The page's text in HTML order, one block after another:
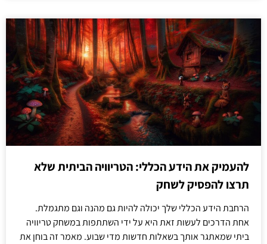
להעמיק את הידע הכללי: הטריוויה הביתית שלא
תרצו להפסיק לשחק
הרחבת הידע הכללי שלך יכולה להיות גם מהנה וגם מתגמלת.
אחת הדרכים לעשות זאת היא על ידי השתתפות במשחק טריוויה
ביתי שמאתגר אותך בשאלות חדשות מדי שבוע. מאמר זה בוחן את